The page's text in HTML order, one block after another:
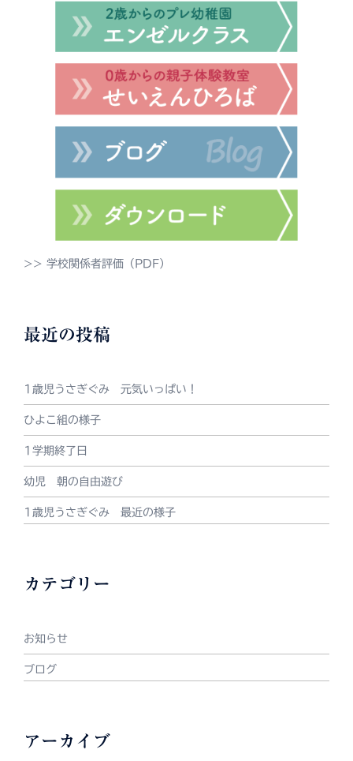
>> 学校関係者評価（PDF）
最近の投稿
1歳児うさぎぐみ 元気いっぱい！
ひよこ組の様子
1学期終了日
幼児 朝の自由遊び
1歳児うさぎぐみ 最近の様子
カテゴリー
お知らせ
ブログ
アーカイブ